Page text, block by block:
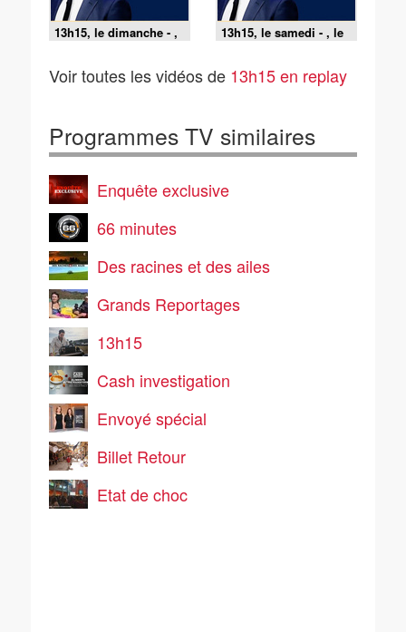
13h15, le dimanche - ,
le dimanche
13h15, le samedi - , le
samedi
Voir toutes les vidéos de 13h15 en replay
Programmes TV similaires
Enquête exclusive
66 minutes
Des racines et des ailes
Grands Reportages
13h15
Cash investigation
Envoyé spécial
Billet Retour
Etat de choc